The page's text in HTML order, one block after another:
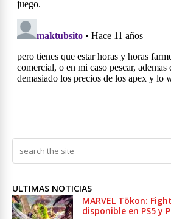
ULTIMAS NOTICIAS
MARVEL Tōkon:
disponible en PS5 y